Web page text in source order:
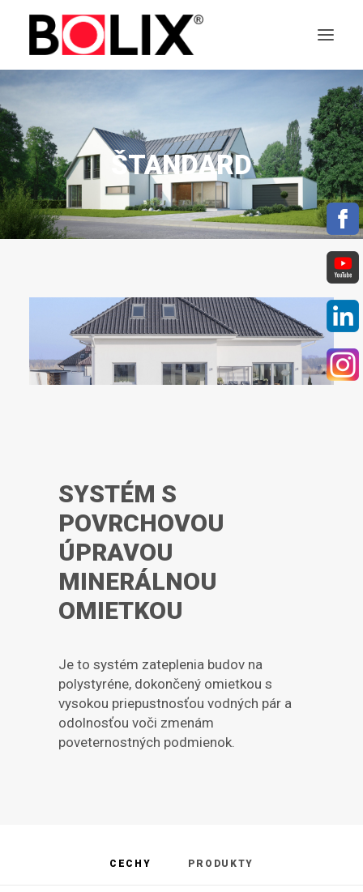
SEARCH
ŠTANDARD
SYSTÉM S
POVRCHOVOU
ÚPRAVOU
MINERÁLNOU
OMIETKOU
Je to systém zateplenia budov na
polystyréne, dokončený omietkou s
vysokou priepustnosťou vodných pár a
odolnosťou voči zmenám
poveternostných podmienok.
CECHY PRODUKTY